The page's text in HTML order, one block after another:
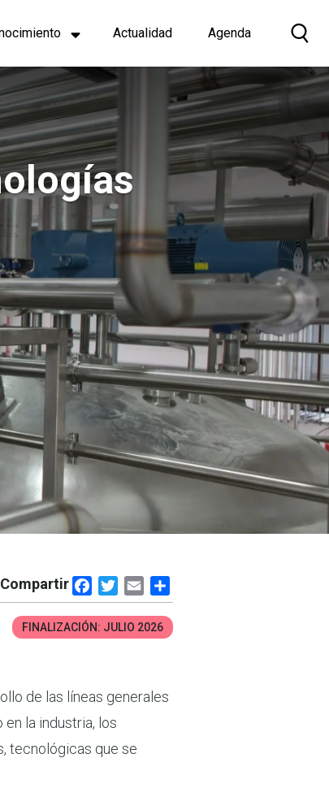
Actualidad Agenda
Compartir FacebookTwitterEmail
FINALIZACIÓN: JULIO 2026
de las líneas generales
la industria, los
tecnológicas que se